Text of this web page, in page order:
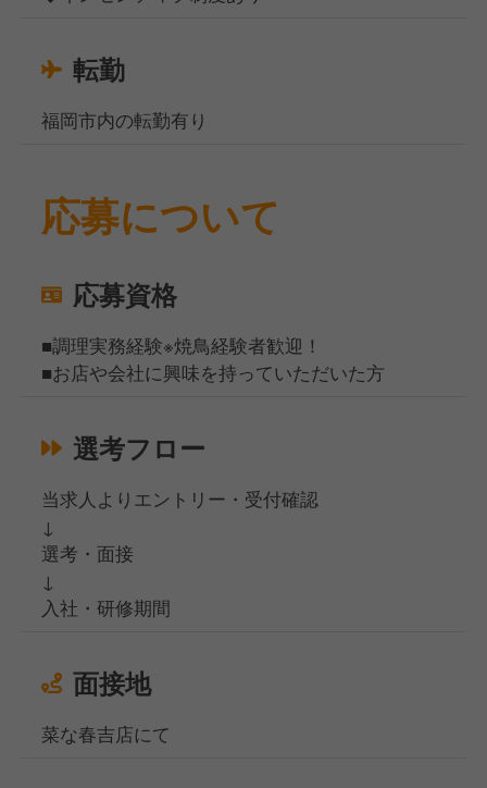
転勤
福岡市内の転勤有り
応募について
応募資格
■調理実務経験※焼鳥経験者歓迎！
■お店や会社に興味を持っていただいた方
選考フロー
当求人よりエントリー・受付確認
↓
選考・面接
↓
入社・研修期間
面接地
菜な春吉店にて